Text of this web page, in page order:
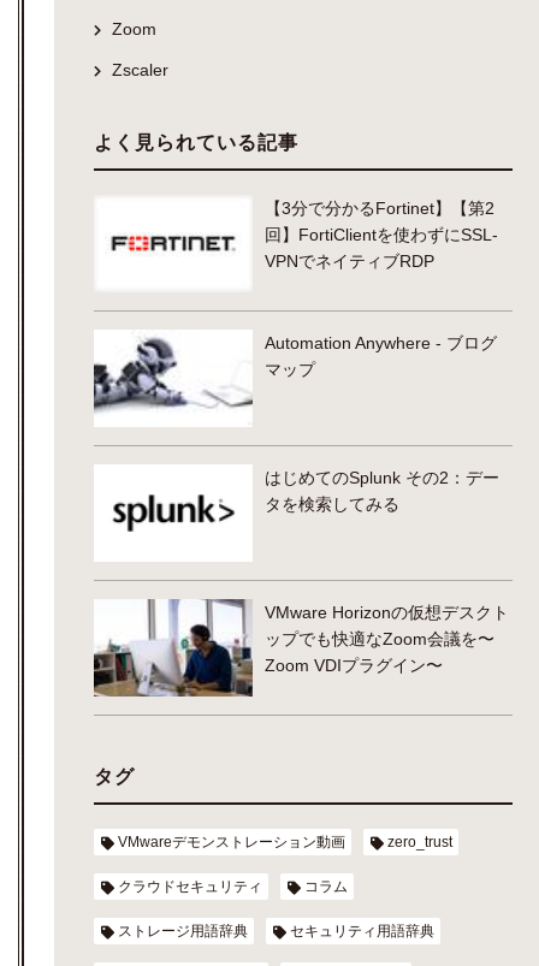
Zoom
Zscaler
よく見られている記事
【3分で分かるFortinet】【第2
回】FortiClientを使わずにSSL-
VPNでネイティブRDP
Automation Anywhere - ブログ
マップ
はじめてのSplunk その2：デー
タを検索してみる
VMware Horizonの仮想デスクト
ップでも快適なZoom会議を〜
Zoom VDIプラグイン〜
タグ
VMwareデモンストレーション動画 zero_trust
クラウドセキュリティ コラム
ストレージ用語辞典 セキュリティ用語辞典